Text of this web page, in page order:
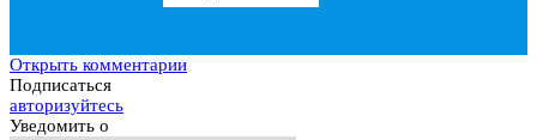
Открыть комментарии
Подписаться
авторизуйтесь
Уведомить о